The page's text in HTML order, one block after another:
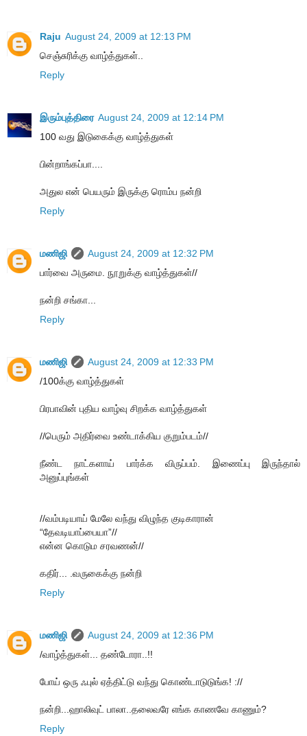
Raju August 24, 2009 at 12:13 PM
செஞ்சுரிக்கு வாழ்த்துகள்..
Reply
இரும்புத்திரை August 24, 2009 at 12:14 PM
100 வது இடுகைக்கு வாழ்த்துகள்
பின்றாங்கப்பா....
அதுல என் பெயரும் இருக்கு ரொம்ப நன்றி
Reply
மணிஜி
August 24, 2009 at 12:32 PM
பார்வை அருமை. நூறுக்கு வாழ்த்துகள்//
நன்றி சங்கா...
Reply
மணிஜி
August 24, 2009 at 12:33 PM
/100க்கு வாழ்த்துகள்
பிரபாவின் புதிய வாழ்வு சிறக்க வாழ்த்துகள்
//பெரும் அதிர்வை உண்டாக்கிய குறும்படம்//
நீண்ட நாட்களாய் பார்க்க விருப்பம். இணைப்பு இருந்தால்
அனுப்புங்கள்
//வம்படியாய் மேலே வந்து விழுந்த குடிகாரான்
“தேவடியாப்பையா”//
என்ன கொடும சரவணன்//
கதிர்... .வருகைக்கு நன்றி
Reply
மணிஜி
August 24, 2009 at 12:36 PM
/வாழ்த்துகள்... தண்டோரா..!!
போய் ஒரு ஃபுல் ஏத்திட்டு வந்து கொண்டாடுடுங்க! ://
நன்றி...ஹாலிவுட் பாலா..தலைவரே எங்க காணவே காணும்?
Reply